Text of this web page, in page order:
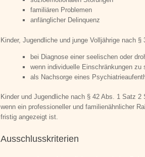
familiären Problemen
anfänglicher Delinquenz
Kinder, Jugendliche und junge Volljährige nach §
bei Diagnose einer seelischen oder
wenn individuelle Einschränkungen zu
als Nachsorge eines
Kinder und Jugendliche nach § 42 Abs. 1 Satz 2
wenn ein professioneller und familienähnlicher
fristig angezeigt ist.
Ausschlusskriterien